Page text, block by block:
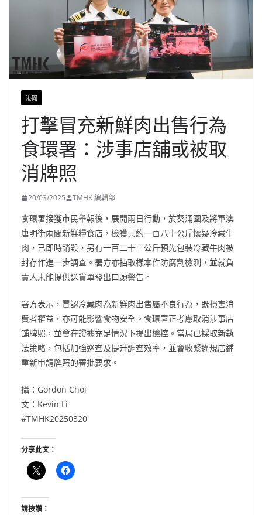
港聞
打擊冒充新鮮肉出售行為
食環署：涉事店舖或被取
消牌照
20/03/2025 TMHK 編輯部
食環署接獲市民舉報後，展開兩日行動，於葵涌圍及將軍澳
唐明街兩間新鮮糧食店，檢獲共約一百八十公斤懷疑冷藏牛
肉，已即時銷毀，另有一百二十三公斤預先包裝冷藏牛肉被
封存作進一步調查。署方亦抽取樣本作防腐劑檢測，並就負
責人未能提供送貨單發出口頭警告。
署方表示，冒認冷藏肉為新鮮肉出售屬不良行為，既損害消
費者權益，亦可能影響食物安全。食環署正考慮取消涉事店
舖牌照，並會在證據充足情況下提出檢控。當局已採取新執
法策略，包括加強巡查及提升調查效率，並會收緊違規店鋪
重新申請牌照的審批要求。
攝：Gordon Choi
文：Kevin Li
#TMHK20250320
分享此文：
請按讚：